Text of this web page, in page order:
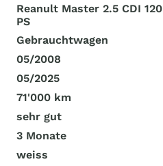
Reanult Master 2.5 CDI 120
PS
Gebrauchtwagen
05/2008
05/2025
71'000 km
sehr gut
3 Monate
weiss